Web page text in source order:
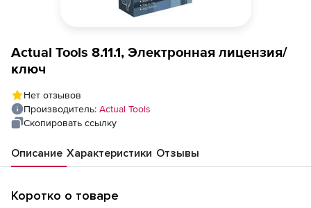
Actual Tools 8.11.1, Электронная лицензия/
ключ
Нет отзывов
Производитель: Actual Tools
Скопировать ссылку
Описание Характеристики Отзывы
Коротко о товаре